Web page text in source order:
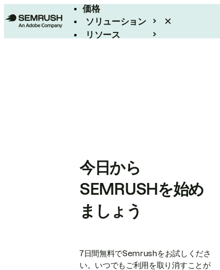
価格
ソリューション
リソース
今日から
SEMRUSHを始め
ましょう
7日間無料でSemrushをお試しくださ
い。いつでもご利用を取り消すことが